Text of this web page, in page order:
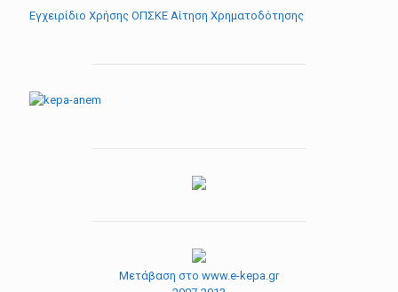
Εγχειρίδιο Χρήσης ΟΠΣΚΕ Αίτηση Χρηματοδότησης
Μετάβαση στο www.e-kepa.gr